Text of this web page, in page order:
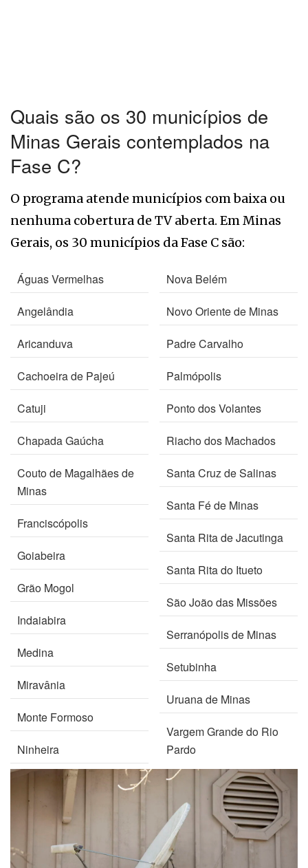
Quais são os 30 municípios de
Minas Gerais contemplados na
Fase C?
O programa atende municípios com baixa ou
nenhuma cobertura de TV aberta. Em Minas
Gerais, os 30 municípios da Fase C são:
Águas Vermelhas
Angelândia
Aricanduva
Cachoeira de Pajeú
Catuji
Chapada Gaúcha
Couto de Magalhães de
Minas
Franciscópolis
Goiabeira
Grão Mogol
Indaiabira
Medina
Miravânia
Monte Formoso
Ninheira
Nova Belém
Novo Oriente de Minas
Padre Carvalho
Palmópolis
Ponto dos Volantes
Riacho dos Machados
Santa Cruz de Salinas
Santa Fé de Minas
Santa Rita de Jacutinga
Santa Rita do Itueto
São João das Missões
Serranópolis de Minas
Setubinha
Uruana de Minas
Vargem Grande do Rio
Pardo